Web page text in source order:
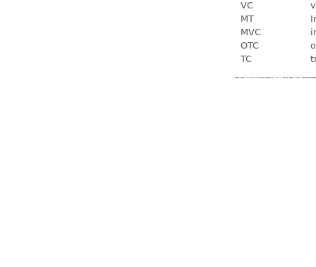
VC
MT
MVC
OTC
TC